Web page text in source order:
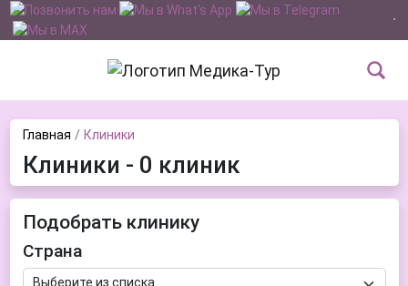
Главная Клиники
Клиники - 0 клиник
Подобрать клинику
Страна